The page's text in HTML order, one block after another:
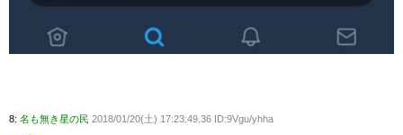
8: 名も無き星の民 2018/01/20(土) 17:23:49.36 ID:9Vgu/yhha